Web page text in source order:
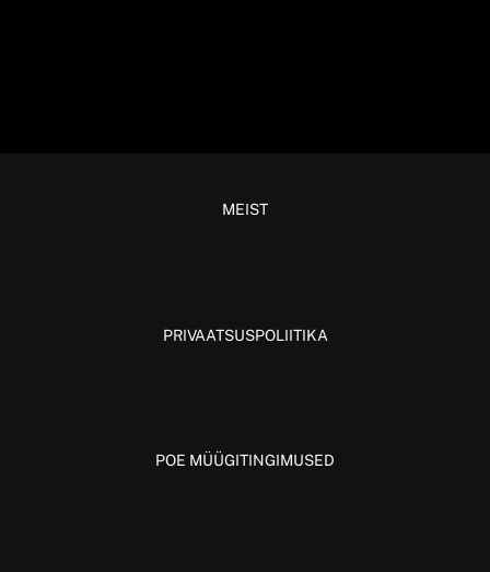
MEIST
PRIVAATSUSPOLIITIKA
POE MÜÜGITINGIMUSED